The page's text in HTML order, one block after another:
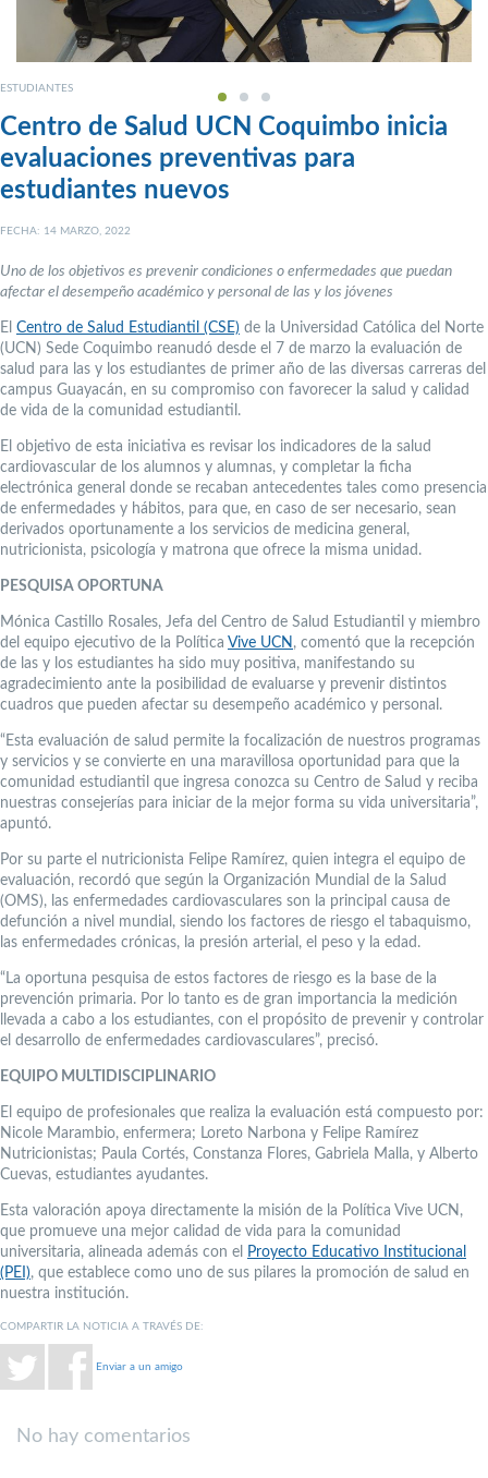
ESTUDIANTES
Centro de Salud UCN Coquimbo inicia
evaluaciones preventivas para
estudiantes nuevos
FECHA: 14 MARZO, 2022
Uno de los objetivos es prevenir condiciones o enfermedades que puedan
afectar el desempeño académico y personal de las y los jóvenes
El Centro de Salud Estudiantil (CSE) de la Universidad Católica del Norte
(UCN) Sede Coquimbo reanudó desde el 7 de marzo la evaluación de
salud para las y los estudiantes de primer año de las diversas carreras del
campus Guayacán, en su compromiso con favorecer la salud y calidad
de vida de la comunidad estudiantil.
El objetivo de esta iniciativa es revisar los indicadores de la salud
cardiovascular de los alumnos y alumnas, y completar la ficha
electrónica general donde se recaban antecedentes tales como presencia
de enfermedades y hábitos, para que, en caso de ser necesario, sean
derivados oportunamente a los servicios de medicina general,
nutricionista, psicología y matrona que ofrece la misma unidad.
PESQUISA OPORTUNA
Mónica Castillo Rosales, Jefa del Centro de Salud Estudiantil y miembro
del equipo ejecutivo de la Política Vive UCN , comentó que la recepción
de las y los estudiantes ha sido muy positiva, manifestando su
agradecimiento ante la posibilidad de evaluarse y prevenir distintos
cuadros que pueden afectar su desempeño académico y personal.
“Esta evaluación de salud permite la focalización de nuestros programas
y servicios y se convierte en una maravillosa oportunidad para que la
comunidad estudiantil que ingresa conozca su Centro de Salud y reciba
nuestras consejerías para iniciar de la mejor forma su vida universitaria”,
apuntó.
Por su parte el nutricionista Felipe Ramírez, quien integra el equipo de
evaluación, recordó que según la Organización Mundial de la Salud
(OMS), las enfermedades cardiovasculares son la principal causa de
defunción a nivel mundial, siendo los factores de riesgo el tabaquismo,
las enfermedades crónicas, la presión arterial, el peso y la edad.
“La oportuna pesquisa de estos factores de riesgo es la base de la
prevención primaria. Por lo tanto es de gran importancia la medición
llevada a cabo a los estudiantes, con el propósito de prevenir y controlar
el desarrollo de enfermedades cardiovasculares”, precisó.
EQUIPO MULTIDISCIPLINARIO
El equipo de profesionales que realiza la evaluación está compuesto por:
Nicole Marambio, enfermera; Loreto Narbona y Felipe Ramírez
Nutricionistas; Paula Cortés, Constanza Flores, Gabriela Malla, y Alberto
Cuevas, estudiantes ayudantes.
Esta valoración apoya directamente la misión de la Política Vive UCN,
que promueve una mejor calidad de vida para la comunidad
universitaria, alineada además con el
Proyecto Educativo Institucional
(PEI), que establece como uno de sus pilares la promoción de salud en
nuestra institución.
COMPARTIR LA NOTICIA A TRAVÉS DE:
Enviar a un amigo
No hay comentarios